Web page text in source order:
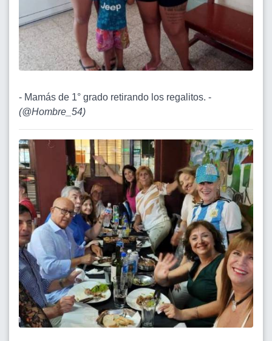
- Mamás de 1° grado retirando los regalitos. -
(@Hombre_54)